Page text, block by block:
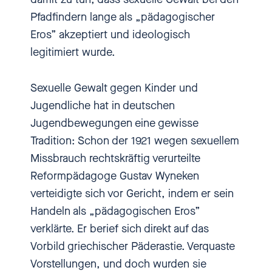
Kailouli
Hi, herzlich willkommen bei
Sexismus, sexuelle Übergriffe
und sexuelle Gewalt gegen
Kinder und Jugendliche. Ich bin
Nadia Kailouli und in diesem
Podcast geht es um persönliche
Geschichten, um akute
Missstände und um die Frage,
was man tun kann, damit sich
was ändert. Hier ist einbiszwei.
Schön, dass du uns zuhörst.
Pfadfindern lange als „pädagogischer
Eros” akzeptiert und ideologisch
legitimiert wurde.
Sexuelle Gewalt gegen Kinder und
Jugendliche hat in deutschen
Jugendbewegungen eine gewisse
Tradition: Schon der 1921 wegen sexuellem
Missbrauch rechtskräftig verurteilte
Reformpädagoge Gustav Wyneken
verteidigte sich vor Gericht, indem er sein
Handeln als „pädagogischen Eros”
verklärte. Er berief sich direkt auf das
Vorbild griechischer Päderastie. Verquaste
Vorstellungen, und doch wurden sie